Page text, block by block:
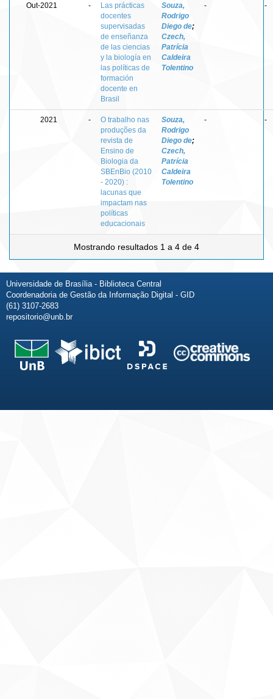
Out-2021 -
Las prácticas
docentes
supervisadas
de enseñanza
de las ciencias
y la biología en
las políticas de
formación
docente en
Brasil
Souza,
Rodrigo
Diego de;
Czech,
Patrícia
Caldeira
Tolentino
- -
2021 -
O trabalho nas
produções da
revista de
Ensino de
Biologia da
SBEnBio (2010
- 2020) :
lacunas que
impactam nas
políticas
educacionais
Souza,
Rodrigo
Diego de;
Czech,
Patrícia
Caldeira
Tolentino
- -
Mostrando resultados 1 a 4 de 4
Universidade de Brasília - Biblioteca Central
Coordenadoria de Gestão da Informação Digital - GID
(61) 3107-2683
repositorio@unb.br